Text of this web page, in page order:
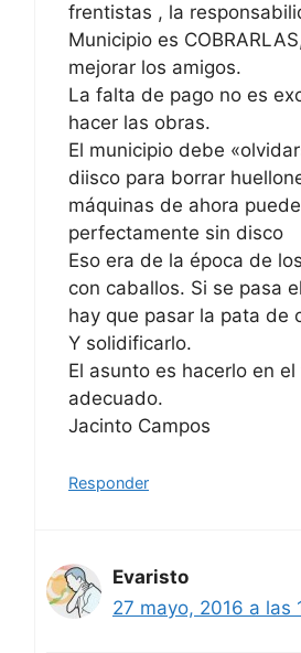
frentistas , la
Municipio es
mejorar los amigos.
La falta de pago no es
hacer las obras.
El municipio debe
diisco para borrar
máquinas de ahora
perfectamente sin disco
Eso era de la época de
con caballos. Si se pasa
hay que pasar la pata de
Y solidificarlo.
El asunto es hacerlo en
adecuado.
Jacinto Campos
Responder
Evaristo
27 mayo, 2016 a las